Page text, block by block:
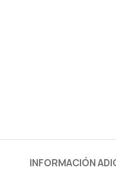
INFORMACIÓN